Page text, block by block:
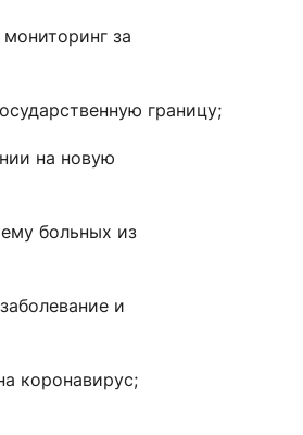
за
границу;
на новую
больных из
и
коронавирус;